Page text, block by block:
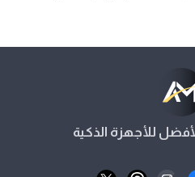
للأجهزة الذكية